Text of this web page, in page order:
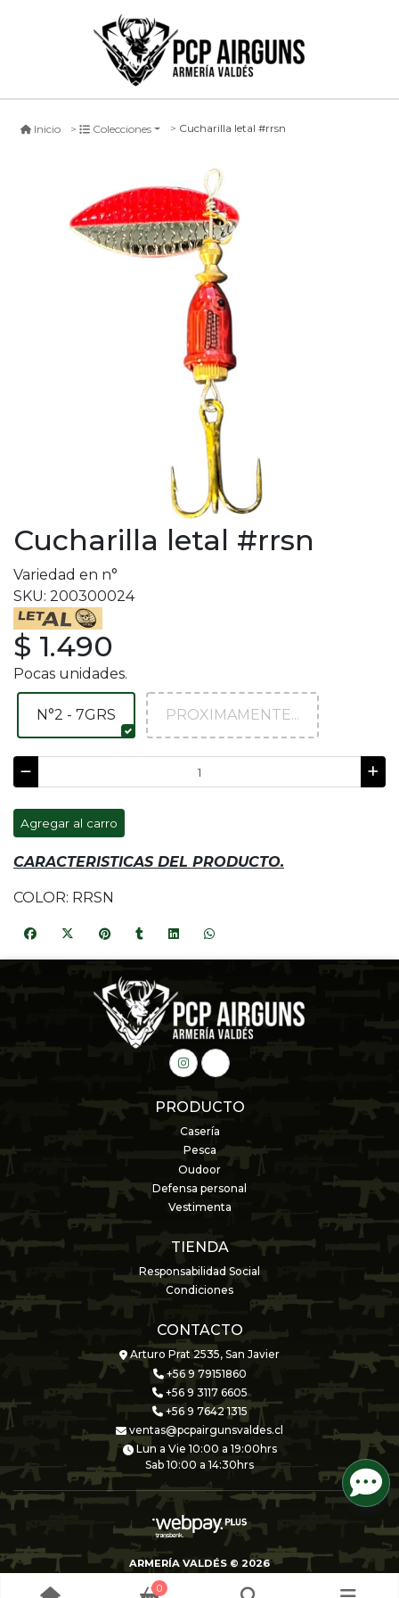
Inicio Colecciones Cucharilla letal #rrsn
Cucharilla letal #rrsn
Variedad en n°
SKU: 200300024
$ 1.490
Pocas unidades.
N°2 - 7GRS PROXIMAMENTE...
Agregar al carro
CARACTERISTICAS DEL PRODUCTO.
COLOR: RRSN
PRODUCTO
Casería
Pesca
Oudoor
Defensa personal
Vestimenta
TIENDA
Responsabilidad Social
Condiciones
CONTACTO
Arturo Prat 2535, San Javier
+56 9 79151860
+56 9 3117 6605
+56 9 7642 1315
ventas@pcpairgunsvaldes.cl
Lun a Vie 10:00 a 19:00hrs
Sab 10:00 a 14:30hrs
ARMERÍA VALDÉS © 2026
Creado por
0